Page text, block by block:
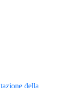
della